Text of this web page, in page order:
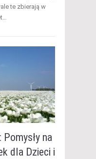
te zbierają w
na
dla Dzieci i